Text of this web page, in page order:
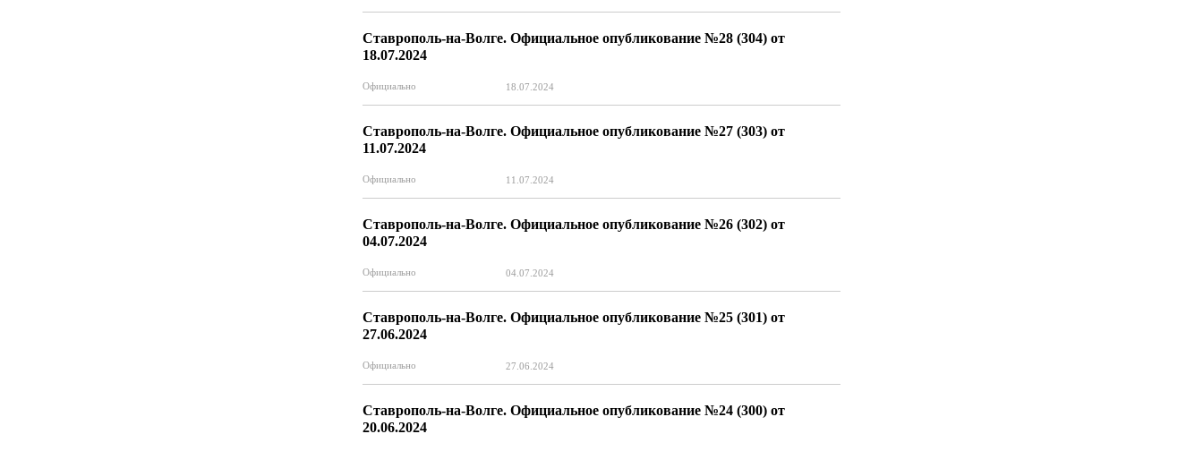
Ставрополь-на-Волге. Официальное опубликование №28 (304) от
18.07.2024
Официально 18.07.2024
Ставрополь-на-Волге. Официальное опубликование №27 (303) от
11.07.2024
Официально 11.07.2024
Ставрополь-на-Волге. Официальное опубликование №26 (302) от
04.07.2024
Официально 04.07.2024
Ставрополь-на-Волге. Официальное опубликование №25 (301) от
27.06.2024
Официально 27.06.2024
Ставрополь-на-Волге. Официальное опубликование №24 (300) от
20.06.2024